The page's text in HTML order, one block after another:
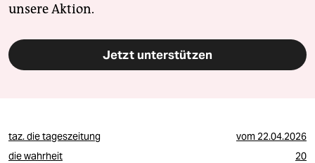
unsere Aktion.
Jetzt unterstützen
taz. die tageszeitung vom22.04.2026
die wahrheit
20